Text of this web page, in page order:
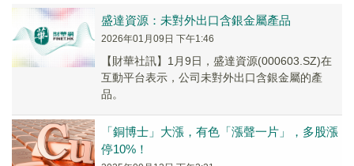
盛達資源：未對外出口含銀金屬產品
2026年01月09日 下午1:46
【財華社訊】1月9日，盛達資源(000603.SZ)在
互動平台表示，公司未對外出口含銀金屬的產
品。
「銅博士」大漲，有色「漲聲一片」，多股漲
停10%！